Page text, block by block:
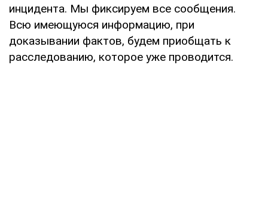
инцидента. Мы фиксируем все сообщения.
Всю имеющуюся информацию, при
доказывании фактов, будем приобщать к
расследованию, которое уже проводится.